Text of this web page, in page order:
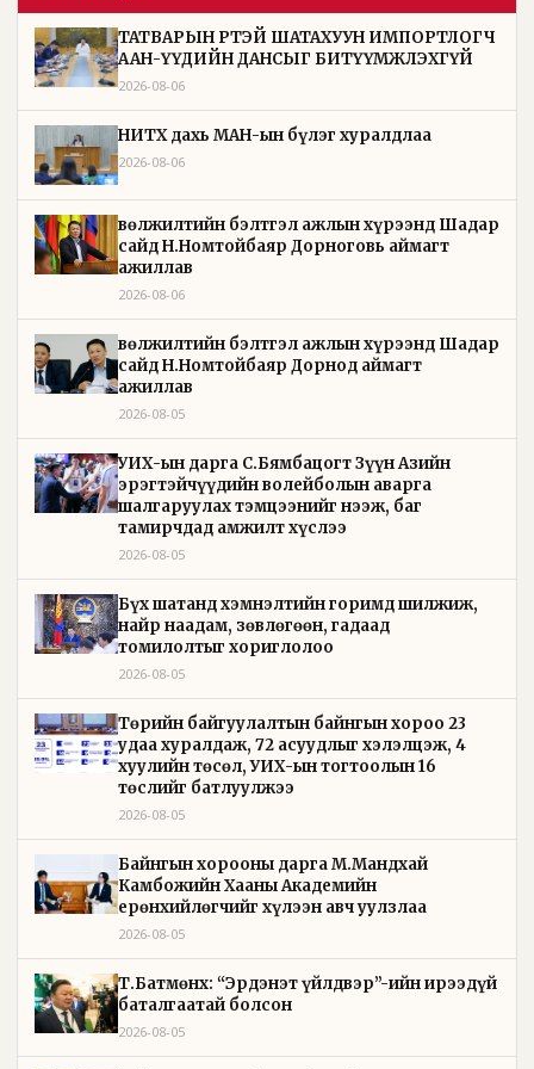
ТАТВАРЫН ӨРТЭЙ ШАТАХУУН ИМПОРТЛОГЧ
ААН-ҮҮДИЙН ДАНСЫГ БИТҮҮМЖЛЭХГҮЙ
2026-08-06
НИТХ дахь МАН-ын бүлэг хуралдлаа
2026-08-06
Өвөлжилтийн бэлтгэл ажлын хүрээнд Шадар
сайд Н.Номтойбаяр Дорноговь аймагт
ажиллав
2026-08-06
Өвөлжилтийн бэлтгэл ажлын хүрээнд Шадар
сайд Н.Номтойбаяр Дорнод аймагт
ажиллав
2026-08-05
УИХ-ын дарга С.Бямбацогт Зүүн Азийн
эрэгтэйчүүдийн волейболын аварга
шалгаруулах тэмцээнийг нээж, баг
тамирчдад амжилт хүслээ
2026-08-05
Бүх шатанд хэмнэлтийн горимд шилжиж,
найр наадам, зөвлөгөөн, гадаад
томилолтыг хориглолоо
2026-08-05
Төрийн байгуулалтын байнгын хороо 23
удаа хуралдаж, 72 асуудлыг хэлэлцэж, 4
хуулийн төсөл, УИХ-ын тогтоолын 16
төслийг батлуулжээ
2026-08-05
Байнгын хорооны дарга М.Мандхай
Камбожийн Хааны Академийн
ерөнхийлөгчийг хүлээн авч уулзлаа
2026-08-05
Т.Батмөнх: “Эрдэнэт үйлдвэр”-ийн ирээдүй
баталгаатай болсон
2026-08-05